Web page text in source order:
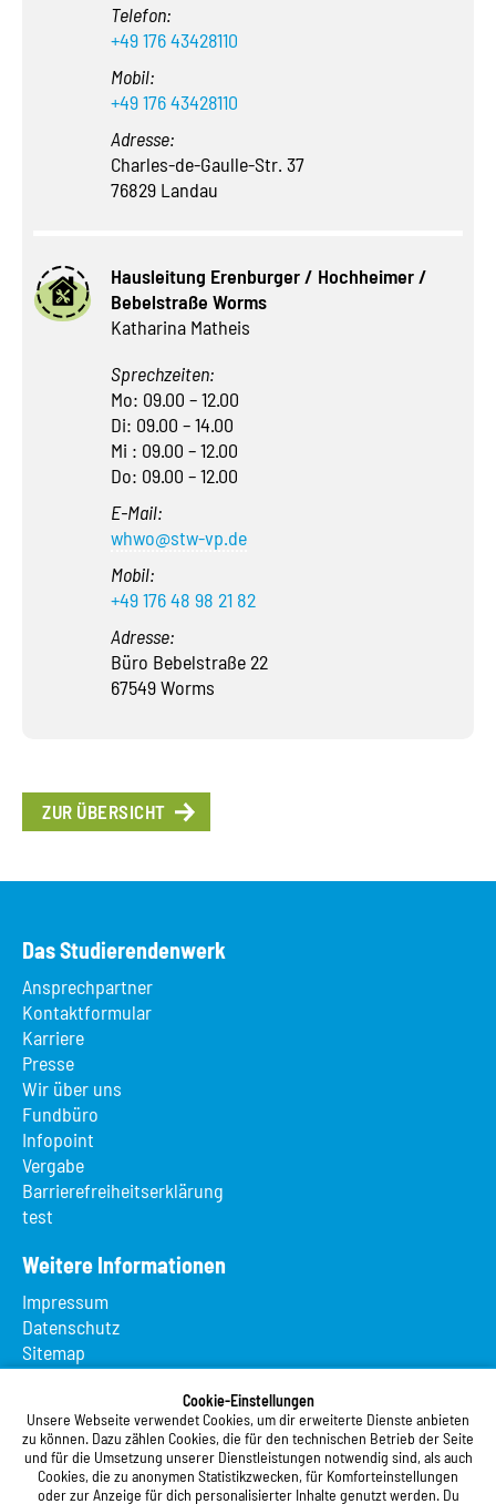
Cookie-Einstellungen
Unsere Webseite verwendet Cookies, um dir erweiterte Dienste anbieten
zu können. Dazu zählen Cookies, die für den technischen Betrieb der Seite
und für die Umsetzung unserer Dienstleistungen notwendig sind, als auch
Cookies, die zu anonymen Statistikzwecken, für Komforteinstellungen
oder zur Anzeige für dich personalisierter Inhalte genutzt werden. Du
Telefon:
+49 176 43428110
Mobil:
+49 176 43428110
Adresse:
Charles-de-Gaulle-Str. 37
76829 Landau
Hausleitung Erenburger / Hochheimer /
Bebelstraße Worms
Katharina Matheis
Sprechzeiten:
Mo: 09.00 – 12.00
Di: 09.00 – 14.00
Mi : 09.00 – 12.00
Do: 09.00 – 12.00
E-Mail:
whwo@stw-vp.de
Mobil:
+49 176 48 98 21 82
Adresse:
Büro Bebelstraße 22
67549 Worms
ZUR ÜBERSICHT
Das Studierendenwerk
Ansprechpartner
Kontaktformular
Karriere
Presse
Wir über uns
Fundbüro
Infopoint
Vergabe
Barrierefreiheitserklärung
test
Weitere Informationen
Impressum
Datenschutz
Sitemap
Suche
Registrierung
Studierendenwerk Vorderpfalz